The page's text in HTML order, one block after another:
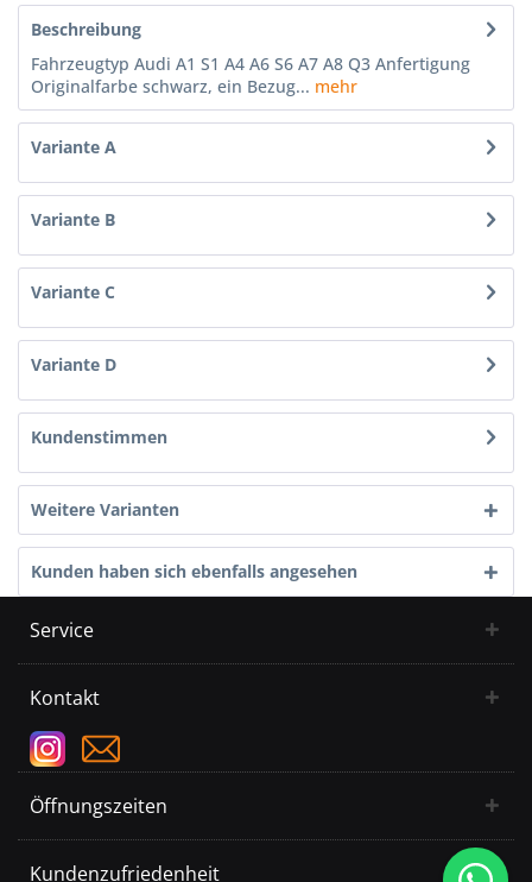
Beschreibung
Fahrzeugtyp Audi A1 S1 A4 A6 S6 A7 A8 Q3 Anfertigung
Originalfarbe schwarz, ein Bezug... mehr
Variante A
Variante B
Variante C
Variante D
Kundenstimmen
Weitere Varianten
Kunden haben sich ebenfalls angesehen
Service
Kontakt
Öffnungszeiten
Kundenzufriedenheit